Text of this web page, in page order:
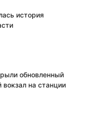
история
обновленный
на станции